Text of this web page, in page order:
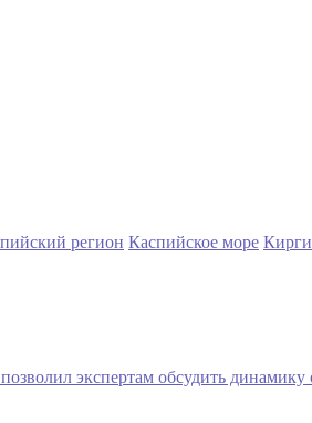
регион Каспийское море
экспертам обсудить